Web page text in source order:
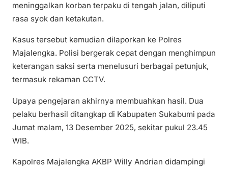
meninggalkan korban terpaku di tengah jalan, diliputi
rasa syok dan ketakutan.
Kasus tersebut kemudian dilaporkan ke Polres
Majalengka. Polisi bergerak cepat dengan menghimpun
keterangan saksi serta menelusuri berbagai petunjuk,
termasuk rekaman CCTV.
Upaya pengejaran akhirnya membuahkan hasil. Dua
pelaku berhasil ditangkap di Kabupaten Sukabumi pada
Jumat malam, 13 Desember 2025, sekitar pukul 23.45
WIB.
Kapolres Majalengka AKBP Willy Andrian didampingi